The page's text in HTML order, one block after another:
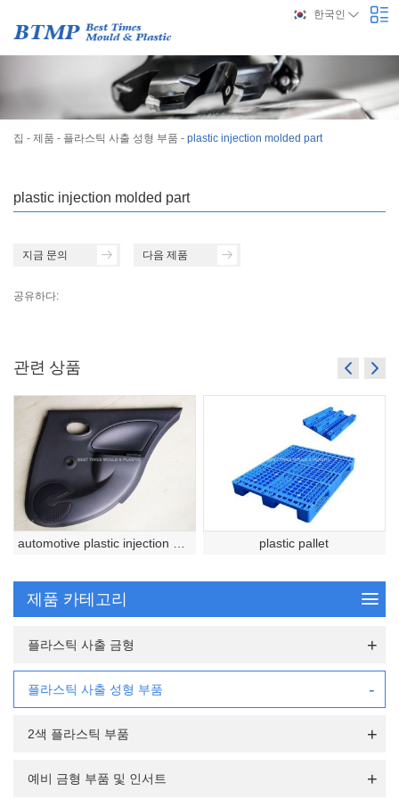
한국인
집 - 제품 - 플라스틱 사출 성형 부품 - plastic injection molded part
plastic injection molded part
지금 문의 다음 제품
공유하다:
관련 상품
automotive plastic injection molded part plastic pallet
제품 카테고리
플라스틱 사출 금형
플라스틱 사출 성형 부품
2색 플라스틱 부품
예비 금형 부품 및 인서트